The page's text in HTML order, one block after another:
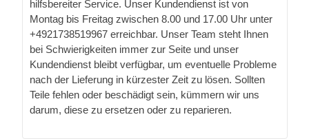
hilfsbereiter Service. Unser Kundendienst ist von
Montag bis Freitag zwischen 8.00 und 17.00 Uhr unter
+4921738519967 erreichbar. Unser Team steht Ihnen
bei Schwierigkeiten immer zur Seite und unser
Kundendienst bleibt verfügbar, um eventuelle Probleme
nach der Lieferung in kürzester Zeit zu lösen. Sollten
Teile fehlen oder beschädigt sein, kümmern wir uns
darum, diese zu ersetzen oder zu reparieren.